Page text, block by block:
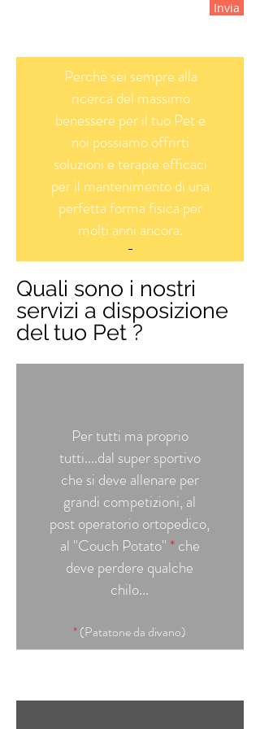
Invia
Perchè sei sempre alla
ricerca del massimo
benessere per il tuo Pet e
noi possiamo offrirti
soluzioni e terapie efficaci
per il mantenimento di una
perfetta forma fisica per
molti anni ancora.
Quali sono i nostri
servizi a disposizione
del tuo Pet ?
Per tutti ma proprio
tutti....dal super sportivo
che si deve allenare per
grandi competizioni, al
post operatorio ortopedico,
al "Couch Potato" *che
deve perdere qualche
chilo...
*(Patatone da divano)